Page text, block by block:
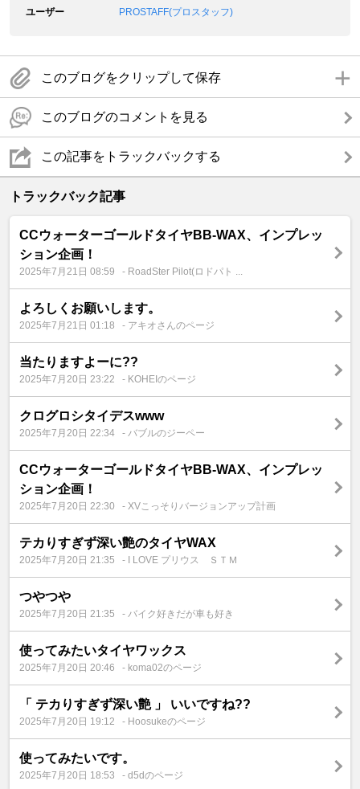
ユーザー
PROSTAFF(プロスタッフ)
このブログをクリップして保存
このブログのコメントを見る
この記事をトラックバックする
トラックバック記事
CCウォーターゴールドタイヤBB-WAX、インプレッ
ション企画！
2025年7月21日 08:59 - RoadSter Pilot(ロドパト ...
よろしくお願いします。
2025年7月21日 01:18 - アキオさんのページ
当たりますよーに??
2025年7月20日 23:22 - KOHEIのページ
クログロシタイデスwww
2025年7月20日 22:34 - バブルのジーペー
CCウォーターゴールドタイヤBB-WAX、インプレッ
ション企画！
2025年7月20日 22:30 - XVこっそりバージョンアップ計画
テカりすぎず深い艶のタイヤWAX
2025年7月20日 21:35 - I LOVE プリウス ＳＴＭ
つやつや
2025年7月20日 21:35 - バイク好きだが車も好き
使ってみたいタイヤワックス
2025年7月20日 20:46 - koma02のページ
「 テカりすぎず深い艶 」 いいですね??
2025年7月20日 19:12 - Hoosukeのページ
使ってみたいです。
2025年7月20日 18:53 - d5dのページ